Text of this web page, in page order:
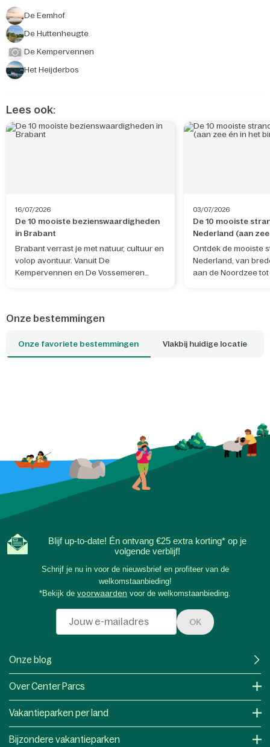
De Eemhof
De Huttenheugte
De Kempervennen
Het Heijderbos
Lees ook:
16/07/2026
De 10 mooiste bezienswaardigheden
in Brabant
Brabant verrast je met natuur, cultuur en
volop avontuur. Vanuit De
Kempervennen en De Vossemeren
03/07/2026
De 10 mooiste
Nederland (aan
binnenland)
Ontdek de mooiste
Nederland, van
aan de Noordzee
Parcs-park dichtbij
Onze bestemmingen
Onze favoriete bestemmingen Vlakbij huidige locatie
Blijf up-to-date! Én ontvang €25 extra korting* op je
volgende verblijf!
Schrijf je nu in voor de nieuwsbrief en profiteer van de
welkomstaanbieding!
*Bekijk de voorwaarden voor de welkomstaanbieding.
OK
Onze blog
Over Center Parcs
Vakantieparken per land
Bijzondere vakantieparken